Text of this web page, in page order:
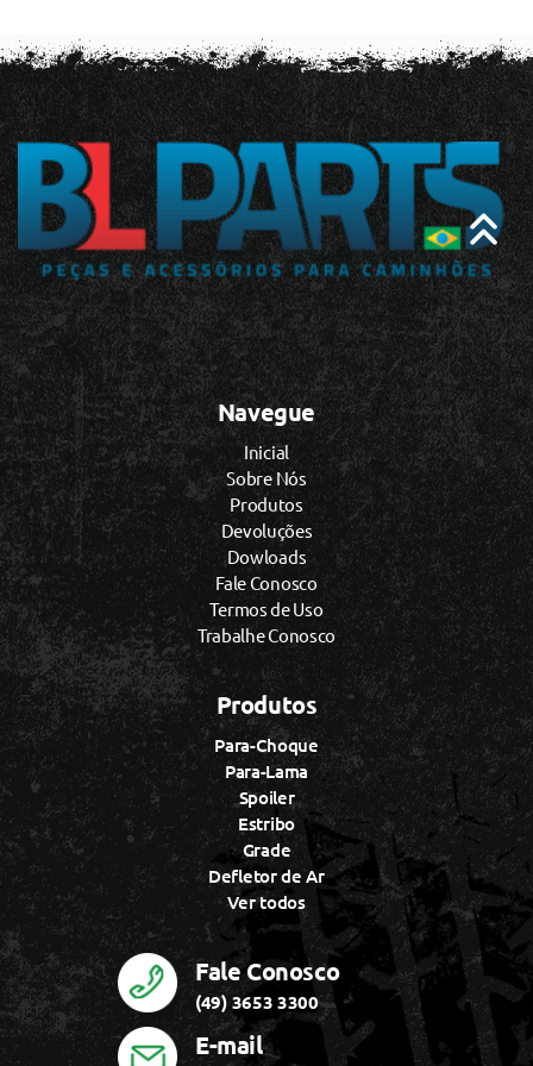
Navegue
Inicial
Sobre Nós
Produtos
Devoluções
Dowloads
Fale Conosco
Termos de Uso
Trabalhe Conosco
Produtos
Para-Choque
Para-Lama
Spoiler
Estribo
Grade
Defletor de Ar
Ver todos
Fale Conosco
(49) 3653 3300
E-mail